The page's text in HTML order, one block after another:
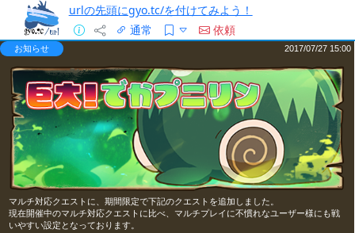
urlの先頭にgyo.tc/を付けてみよう！
通常
依頼